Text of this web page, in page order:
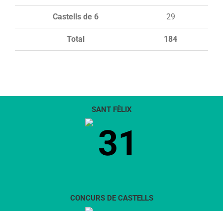
Total 184
Castells de 6 29
SANT FÈLIX
31
CONCURS DE CASTELLS